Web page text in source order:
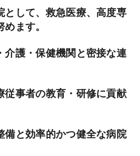
して、救急医療、高度専
ます。
護・保健機関と密接な連
事者の教育・研修に貢献
と効率的かつ健全な病院